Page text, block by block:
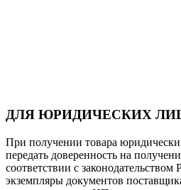
ДЛЯ ЮРИДИЧЕСКИХ
При получении товара
передать доверенность на
соответствии с
экземпляры документов